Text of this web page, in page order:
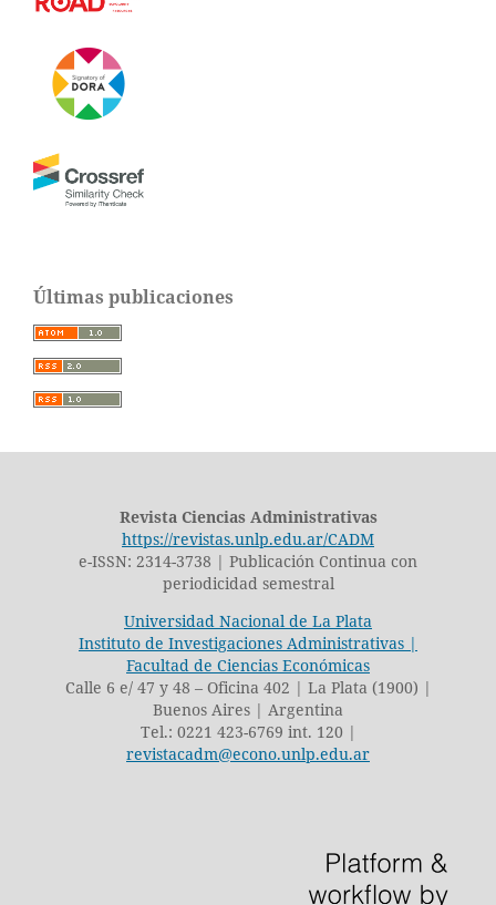
Últimas publicaciones
Revista Ciencias Administrativas
https://revistas.unlp.edu.ar/CADM
e-ISSN: 2314-3738 | Publicación Continua con
periodicidad semestral
Universidad Nacional de La Plata
Instituto de Investigaciones Administrativas |
Facultad de Ciencias Económicas
Calle 6 e/ 47 y 48 – Oficina 402 | La Plata (1900) |
Buenos Aires | Argentina
Tel.: 0221 423-6769 int. 120 |
revistacadm@econo.unlp.edu.ar